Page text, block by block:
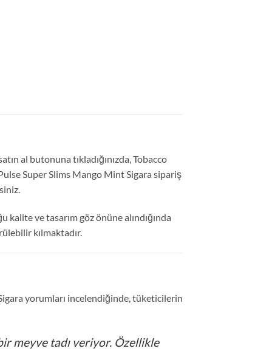
al butonuna tıkladığınızda, Tobacco
Super Slims Mango Mint Sigara sipariş
ve tasarım göz önüne alındığında
kılmaktadır.
yorumları incelendiğinde, tüketicilerin
meyve tadı veriyor. Özellikle